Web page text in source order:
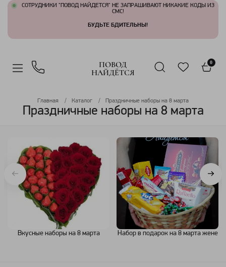
СОТРУДНИКИ "ПОВОД НАЙДЕТСЯ" НЕ ЗАПРАШИВАЮТ НИКАКИЕ КОДЫ ИЗ
СМС!
БУДЬТЕ БДИТЕЛЬНЫ!
ПОВОД
НАЙДЁТСЯ
0
Главная Каталог Праздничные наборы на 8 марта
Праздничные наборы на 8 марта
Вкусные наборы на 8 марта Набор в подарок на 8 марта жене